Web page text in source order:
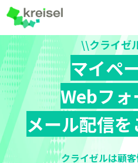
特
サービ
クライゼル
資料DL・ウ
導入
\\クライゼ
マイペ
Webフ
メール配信
クライゼルは顧